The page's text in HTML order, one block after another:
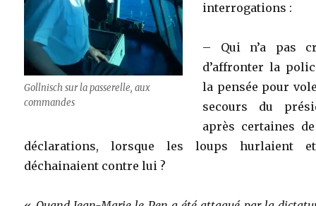
Gollnisch sur la passerelle, aux
commandes
interrogations :
– Qui n’a pas
d’affronter la
la pensée pour
secours du
après certaines
déclarations, lorsque les loups hurlaient
déchainaient contre lui ?